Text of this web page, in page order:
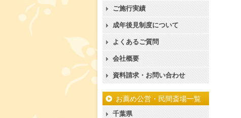
ご施行実績
成年後見制度について
よくあるご質問
会社概要
資料請求・お問い合わせ
お薦め公営・民間斎場一覧
千葉県